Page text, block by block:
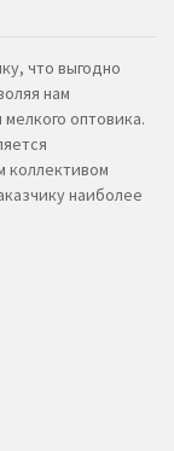
что выгодно
нам
оптовика.
коллективом
наиболее